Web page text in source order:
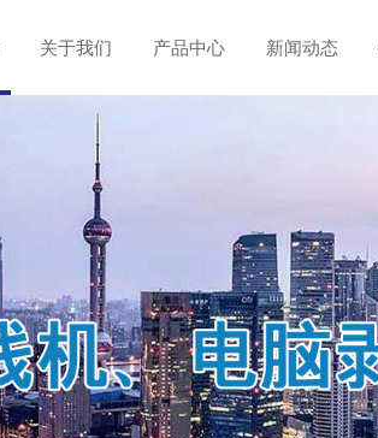
关于我们 产品中心 新闻动态